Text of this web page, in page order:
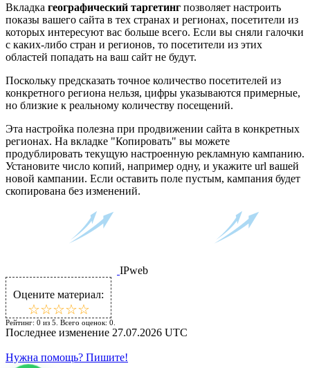
Вкладка географический таргетинг позволяет настроить
показы вашего сайта в тех странах и регионах, посетители из
которых интересуют вас больше всего. Если вы сняли галочки
с каких-либо стран и регионов, то посетители из этих
областей попадать на ваш сайт не будут.
Поскольку предсказать точное количество посетителей из
конкретного региона нельзя, цифры указываются примерные,
но близкие к реальному количеству посещений.
Эта настройка полезна при продвижении сайта в конкретных
регионах. На вкладке "Копировать" вы можете
продублировать текущую настроенную рекламную кампанию.
Установите число копий, например одну, и укажите url вашей
новой кампании. Если оставить поле пустым, кампания будет
скопирована без изменений.
IPweb
Оцените материал:
☆☆☆☆☆
★★★★★
Рейтинг: 0 из 5 . Всего оценок: 0
Последнее изменение 27.07.2026 UTC
Нужна помощь? Пишите!